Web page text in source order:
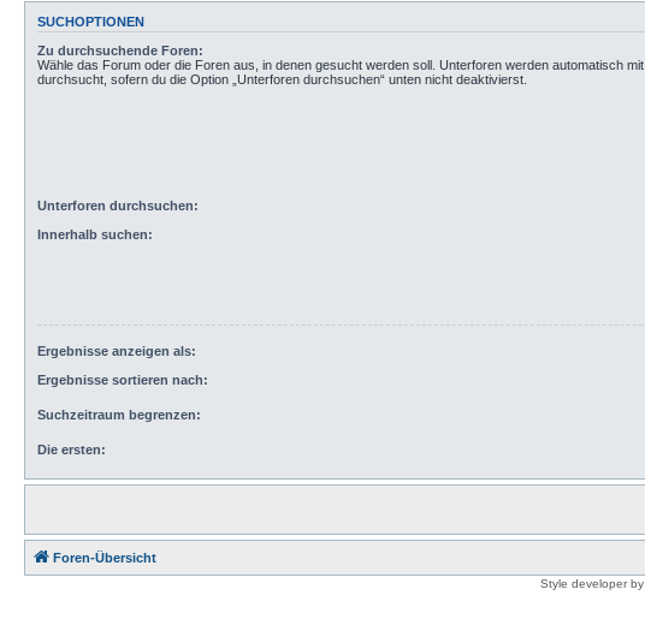
SUCHOPTIONEN
Zu durchsuchende Foren:
Wähle das Forum oder die Foren aus, in denen gesucht werden soll. Unterforen werden automatisch mit
durchsucht, sofern du die Option „Unterforen durchsuchen“ unten nicht deaktivierst.
Unterforen durchsuchen:
Innerhalb suchen:
Ergebnisse anzeigen als:
Ergebnisse sortieren nach:
Suchzeitraum begrenzen:
Die ersten:
Foren-Übersicht
Style developer by